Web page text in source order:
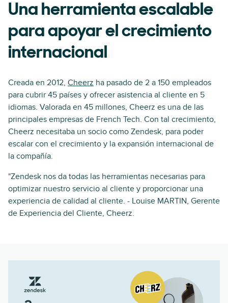
Una herramienta escalable
para apoyar el crecimiento
internacional
Creada en 2012, Cheerz ha pasado de 2 a 150 empleados
para cubrir 45 países y ofrecer asistencia al cliente en 5
idiomas. Valorada en 45 millones, Cheerz es una de las
principales empresas de French Tech. Con tal crecimiento,
Cheerz necesitaba un socio como Zendesk, para poder
escalar con el crecimiento y la expansión internacional de
la compañía.
"Zendesk nos da todas las herramientas necesarias para
optimizar nuestro servicio al cliente y proporcionar una
experiencia de calidad al cliente. - Louise MARTIN, Gerente
de Experiencia del Cliente, Cheerz.